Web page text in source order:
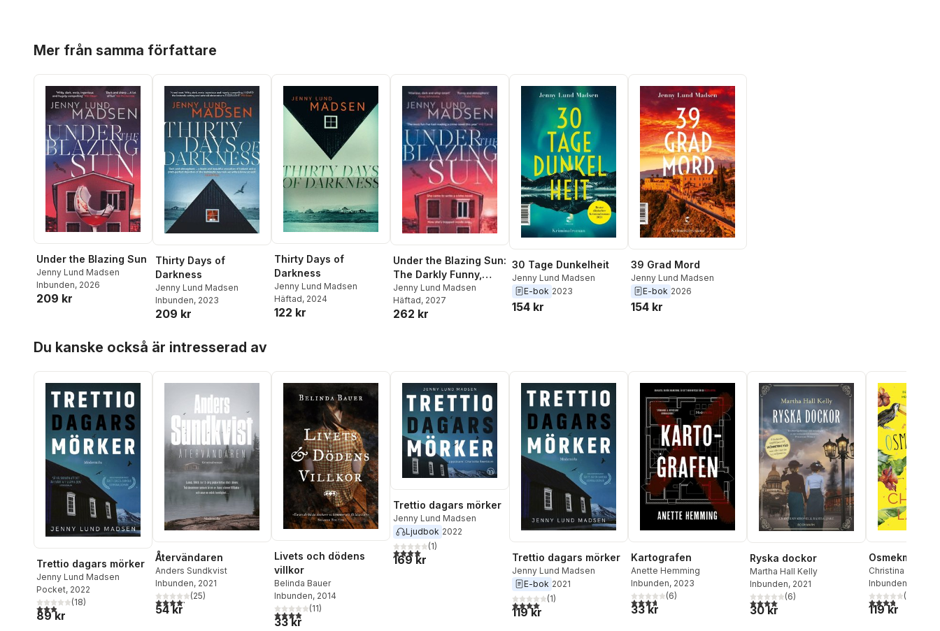
Mer från samma författare
Under the Blazing Sun
Jenny Lund Madsen
Inbunden, 2026
209 kr
Thirty Days of
Darkness
Jenny Lund Madsen
Inbunden, 2023
209 kr
Thirty Days of
Darkness
Jenny Lund Madsen
Häftad, 2024
122 kr
Under the Blazing Sun:
The Darkly Funny,
Atmospheric, Twisty
Sequel to Thirty Days
of Darkness...
Jenny Lund Madsen
Häftad, 2027
262 kr
30 Tage Dunkelheit
Jenny Lund Madsen
E-bok 2023
154 kr
39 Grad Mord
Jenny Lund Madsen
E-bok 2026
154 kr
Du kanske också är intresserad av
Trettio dagars mörker
Jenny Lund Madsen
Pocket, 2022
2,9utav 5 stjärnor. Totalt antal röster:
(18)
89 kr
Återvändaren
Anders Sundkvist
Inbunden, 2021
4,2utav 5 stjärnor. Totalt antal röster:
(25)
54 kr
Livets och dödens
villkor
Belinda Bauer
Inbunden, 2014
3,9utav 5 stjärnor. Totalt antal röster:
(11)
33 kr
Trettio dagars mörker
Jenny Lund Madsen
Ljudbok 2022
4,0utav 5 stjärnor. Totalt antal röster:
(1)
169 kr Trettio dagars mörker
Jenny Lund Madsen
E-bok 2021
4,0utav 5 stjärnor. Totalt antal röster:
(1)
119 kr
Kartografen
Anette Hemming
Inbunden, 2023
3,7utav 5 stjärnor. Totalt antal röster:
(6)
33 kr
Ryska dockor
Martha Hall Kelly
Inbunden, 2021
4,0utav 5 stjärnor. Totalt antal röster:
(6)
30 kr
Osmekmånad
Christina Lauren
Inbunden
3,8utav 5(
119 kr